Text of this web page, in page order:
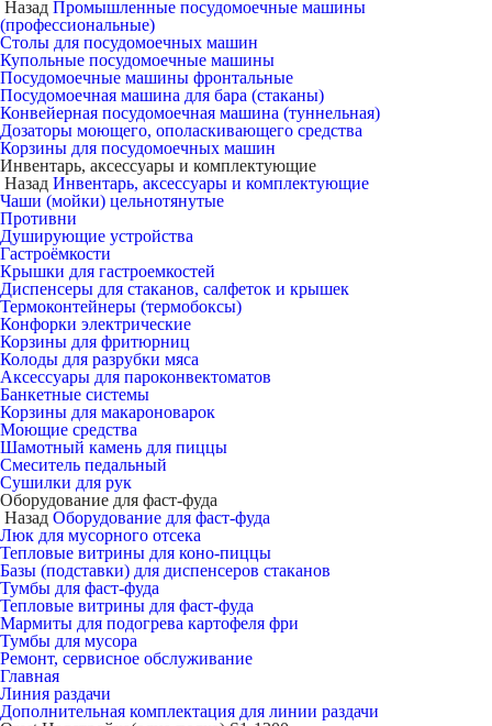
Назад Промышленные посудомоечные машины
(профессиональные)
Столы для посудомоечных машин
Купольные посудомоечные машины
Посудомоечные машины фронтальные
Посудомоечная машина для бара (стаканы)
Конвейерная посудомоечная машина (туннельная)
Дозаторы моющего, ополаскивающего средства
Корзины для посудомоечных машин
Инвентарь, аксессуары и комплектующие
Назад Инвентарь, аксессуары и комплектующие
Чаши (мойки) цельнотянутые
Противни
Душирующие устройства
Гастроёмкости
Крышки для гастроемкостей
Диспенсеры для стаканов, салфеток и крышек
Термоконтейнеры (термобоксы)
Конфорки электрические
Корзины для фритюрниц
Колоды для разрубки мяса
Аксессуары для пароконвектоматов
Банкетные системы
Корзины для макароноварок
Моющие средства
Шамотный камень для пиццы
Смеситель педальный
Сушилки для рук
Оборудование для фаст-фуда
Назад Оборудование для фаст-фуда
Люк для мусорного отсека
Тепловые витрины для коно-пиццы
Базы (подставки) для диспенсеров стаканов
Тумбы для фаст-фуда
Тепловые витрины для фаст-фуда
Мармиты для подогрева картофеля фри
Тумбы для мусора
Ремонт, сервисное обслуживание
Главная
Линия раздачи
Дополнительная комплектация для линии раздачи